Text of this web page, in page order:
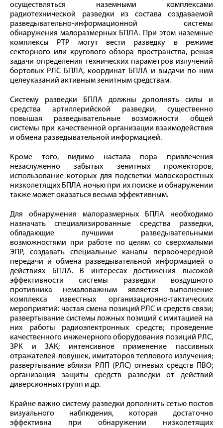
осуществляться наземными комплексами
радиотехнической разведки из состава создаваемой
разведывательно-информационной системы
обнаружения малоразмерных БПЛА. При этом наземные
комплексы РТР могут вести разведку в режиме
секторного или кругового обзора пространства, решая
задачи определения технических параметров излучений
бортовых РЛС БПЛА, координат БПЛА и выдачи по ним
целеуказаний активным зенитным средствам.
Систему разведки БПЛА должны дополнять силы и
средства артиллерийской разведки, существенно
повышая разведывательные возможности общей
системы при качественной организации взаимодействия
и обмена разведывательной информацией.
Кроме того, видимо настала пора привлечения
незаслуженно забытых зенитных прожекторов,
использование которых для подсветки малоскоростных
низколетящих БПЛА ночью при их поиске и обнаружении
также может оказаться весьма эффективным.
Для обнаружения малоразмерных БПЛА необходимо
назначать специализированные средства разведки,
обладающие лучшими разведывательными
возможностями при работе по целям со сверхмалыми
ЭПР, создавать специальные каналы первоочередной
передачи и обмена разведывательной информацией о
действиях БПЛА. В интересах достижения высокой
эффективности системы разведки воздушного
противника немаловажным является выполнение
комплекса известных организационно-тактических
мероприятий: частая смена позиций РЛС и средств связи;
развертывание системы ложных позиций с имитацией на
них работы радиоэлектронных средств; проведение
качественного инженерного оборудования позиций РЛС,
ЗРК и ЗАК; интенсивное применение пассивных
отражателей-ловушек, имитаторов теплового излучения;
развертывание вблизи РЛП (РЛС) огневых средств ПВО;
организация защиты средств разведки от действий
диверсионных групп и др.
Крайне важно систему разведки дополнить сетью постов
визуального наблюдения, которая достаточно
эффективна при обнаружении низколетящих